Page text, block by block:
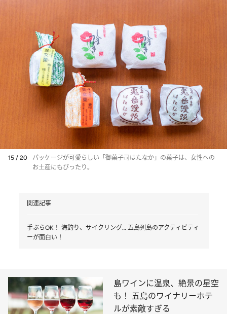
15 / 20
パッケージが可愛らしい「御菓子司はたなか」の菓子は、女性への
お土産にもぴったり。
関連記事
手ぶらOK！ 海釣り、サイクリング… 五島列島のアクティビティ
ーが面白い！
島ワインに温泉、絶景の星空
も！ 五島のワイナリーホテ
ルが素敵すぎる